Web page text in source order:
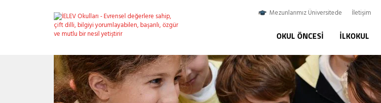
Mezunlarımız Üniversitede İletişim
OKUL ÖNCESI İLKOKUL